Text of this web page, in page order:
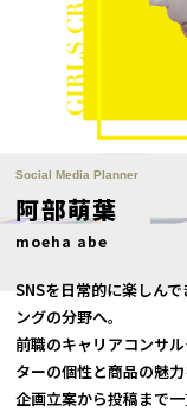
Social Media Planner
阿部萌葉
moeha abe
SNSを日常的に楽しん
ングの分野へ。
前職のキャリアコンサ
ターの個性と商品の魅
企画立案から投稿まで